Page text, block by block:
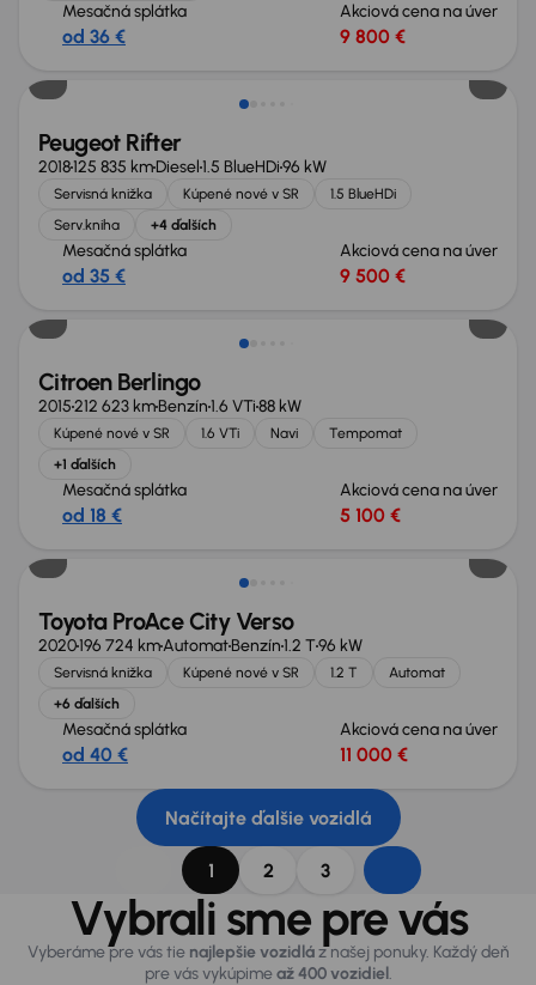
Mesačná splátka
od 36 €
Akciová cena na úver
9 800 €
Zlacnené o 600 €
Peugeot Rifter
2018125 835 kmDiesel1.5 BlueHDi96 kW
Servisná knižka Kúpené nové v SR
1.5 BlueHDi
Serv.kniha
+4 ďalších
Mesačná splátka
od 35 €
Akciová cena na úver
9 500 €
Nové v ponuke
Citroen Berlingo
2015212 623 kmBenzín1.6 VTi88 kW
Kúpené nové v SR 1.6 VTi Navi
Tempomat
+1 ďalších
Mesačná splátka
od 18 €
Akciová cena na úver
5 100 €
Zlacnené o 1 000 €
Toyota ProAce City Verso
2020196 724 kmAutomatBenzín1.2 T96 kW
Servisná knižka Kúpené nové v SR 1.2 T
Automat
+6 ďalších
Mesačná splátka
od 40 €
Akciová cena na úver
11 000 €
Načítajte ďalšie vozidlá
1 2 3
Vybrali sme pre vás
Vyberáme pre vás tie najlepšie vozidláz našej ponuky. Každý deň
pre vás vykúpimeaž 400 vozidiel.